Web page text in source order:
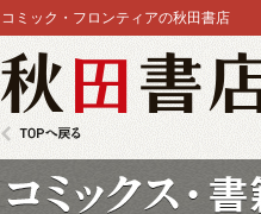
コミック・フロンティアの秋田書店